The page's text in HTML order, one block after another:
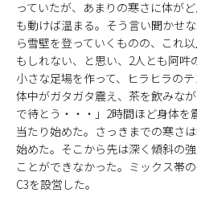
っていたが、あまりの寒さに体が
も動けば温まる。そう言い聞かせ
ら雪壁を登っていくものの、これ
もしれない、と思い、2人とも阿吽
小さな足場を作って、ヒラヒラの
体中がガタガタ震え、茶を飲みな
で待とう・・・」2時間ほど身体
当たり始めた。さっきまでの寒さ
始めた。そこから先は深く傾斜の
ことができなかった。ミックス帯
C3を設営した。